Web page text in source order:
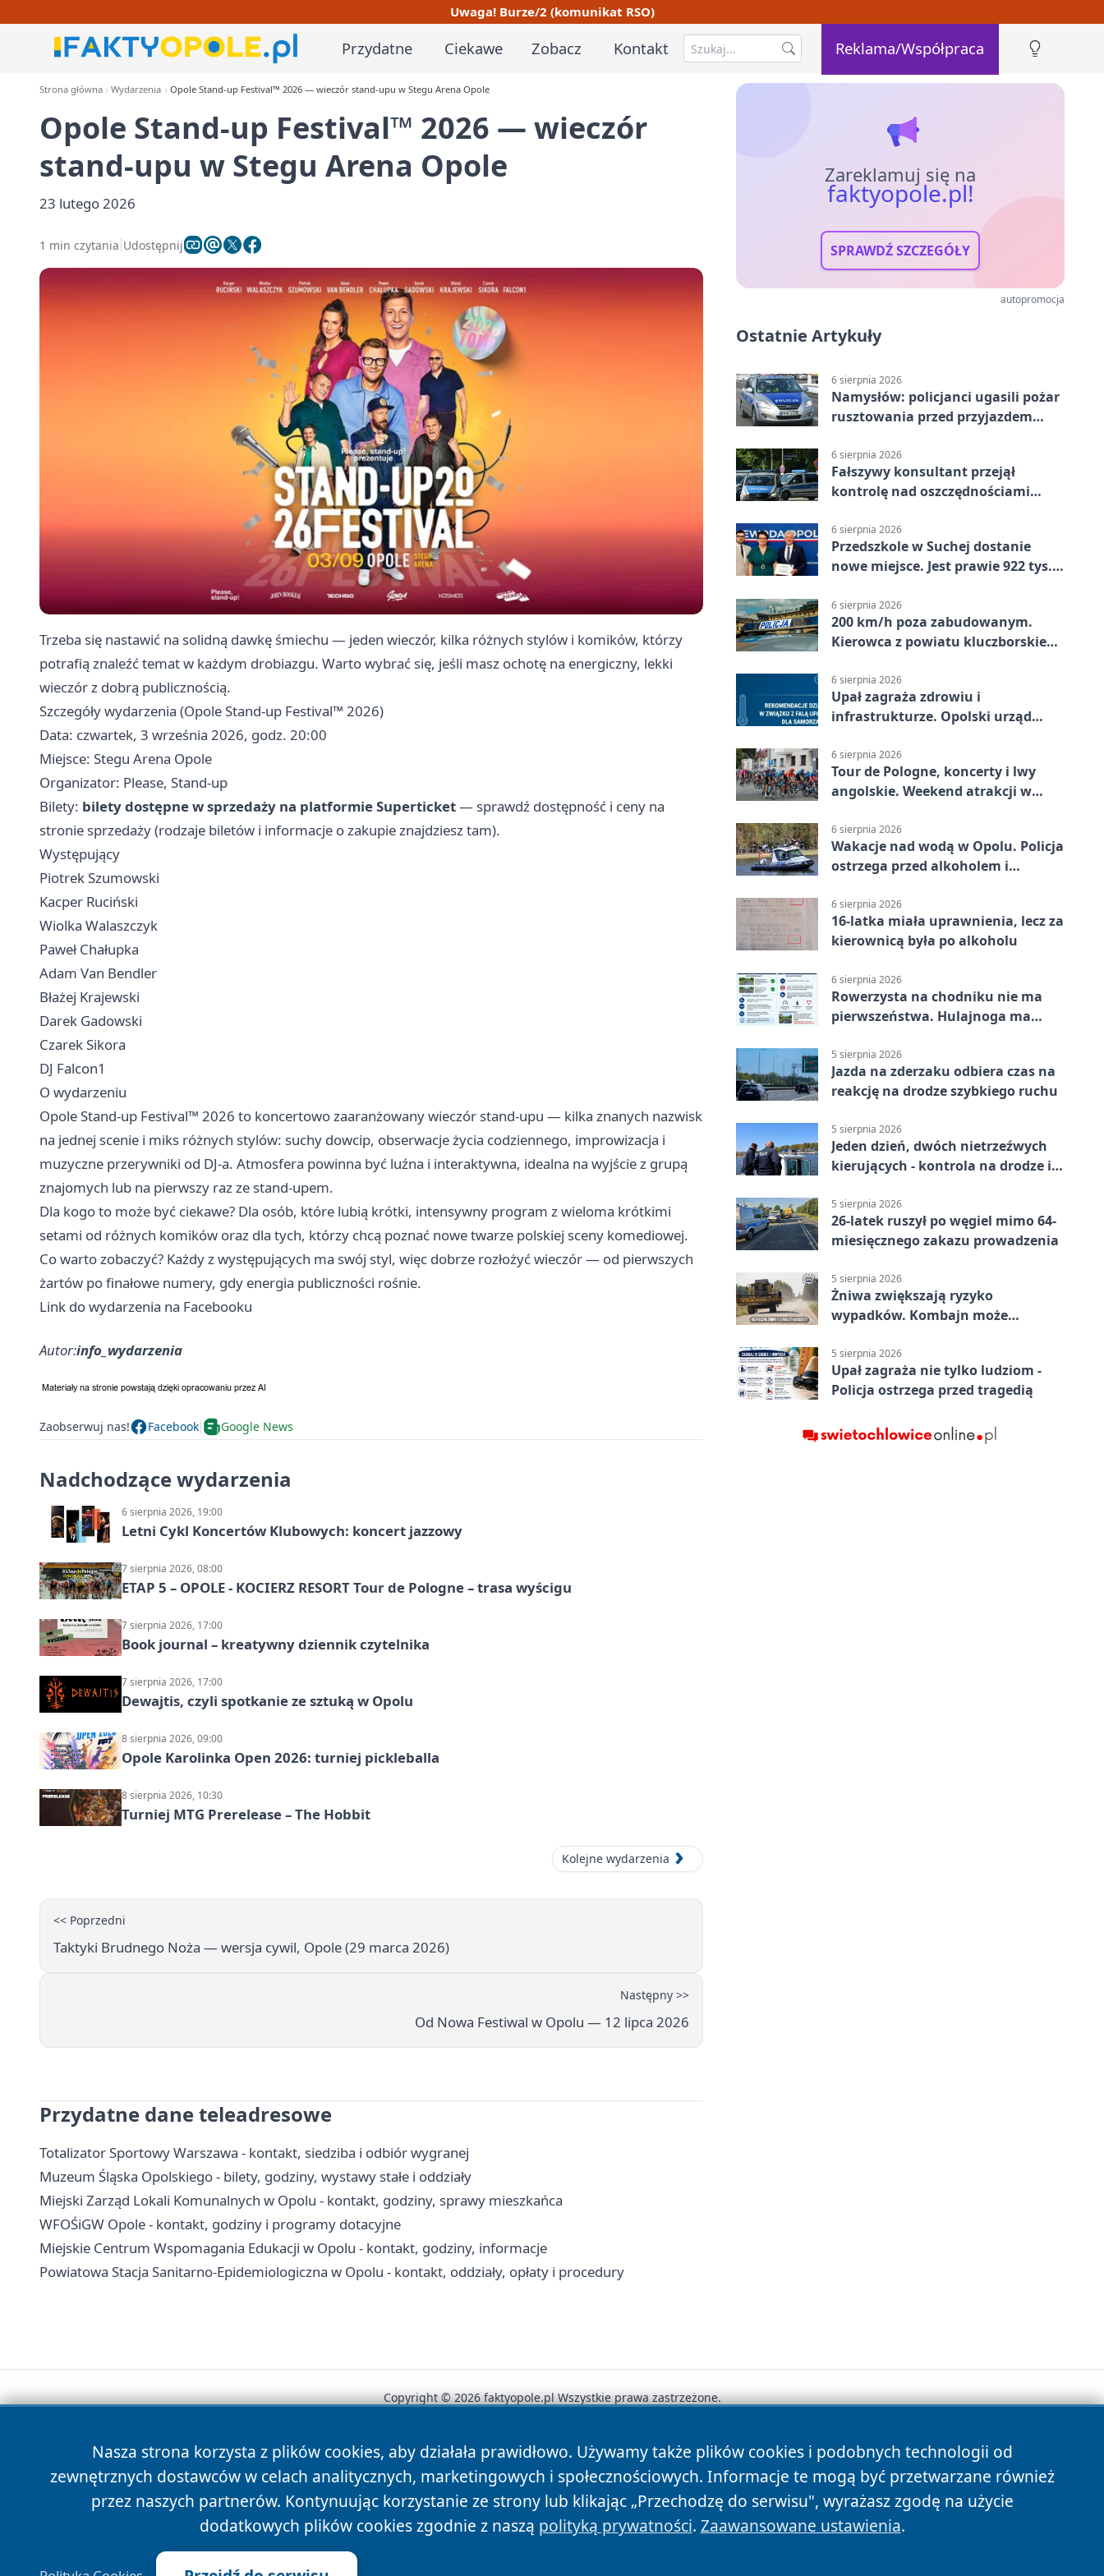
Uwaga! Burze/2 (komunikat RSO)
Przydatne Ciekawe Zobacz Kontakt Reklama/Współpraca
Strona główna Wydarzenia Opole Stand-up Festival™ 2026 — wieczór stand-upu w Stegu Arena Opole
Opole Stand-up Festival™ 2026 — wieczór
stand-upu w Stegu Arena Opole
23 lutego 2026
1 min czytania Udostępnij
Trzeba się nastawić na solidną dawkę śmiechu — jeden wieczór, kilka różnych stylów i komików, którzy
potrafią znaleźć temat w każdym drobiazgu. Warto wybrać się, jeśli masz ochotę na energiczny, lekki
wieczór z dobrą publicznością.
Szczegóły wydarzenia (Opole Stand-up Festival™ 2026)
Data: czwartek, 3 września 2026, godz. 20:00
Miejsce: Stegu Arena Opole
Organizator: Please, Stand-up
Bilety: bilety dostępne w sprzedaży na platformie Superticket— sprawdź dostępność i ceny na
stronie sprzedaży (rodzaje biletów i informacje o zakupie znajdziesz tam).
Występujący
Piotrek Szumowski
Kacper Ruciński
Wiolka Walaszczyk
Paweł Chałupka
Adam Van Bendler
Błażej Krajewski
Darek Gadowski
Czarek Sikora
DJ Falcon1
O wydarzeniu
Opole Stand-up Festival™ 2026 to koncertowo zaaranżowany wieczór stand-upu — kilka znanych nazwisk
na jednej scenie i miks różnych stylów: suchy dowcip, obserwacje życia codziennego, improwizacja i
muzyczne przerywniki od DJ-a. Atmosfera powinna być luźna i interaktywna, idealna na wyjście z grupą
znajomych lub na pierwszy raz ze stand-upem.
Dla kogo to może być ciekawe? Dla osób, które lubią krótki, intensywny program z wieloma krótkimi
setami od różnych komików oraz dla tych, którzy chcą poznać nowe twarze polskiej sceny komediowej.
Co warto zobaczyć? Każdy z występujących ma swój styl, więc dobrze rozłożyć wieczór — od pierwszych
żartów po finałowe numery, gdy energia publiczności rośnie.
Link do wydarzenia na Facebooku
Autor:info_wydarzenia
Zaobserwuj nas! Facebook Google News
Nadchodzące wydarzenia
6 sierpnia 2026, 19:00
Letni Cykl Koncertów Klubowych: koncert jazzowy
7 sierpnia 2026, 08:00
ETAP 5 – OPOLE - KOCIERZ RESORT Tour de Pologne – trasa wyścigu
7 sierpnia 2026, 17:00
Book journal – kreatywny dziennik czytelnika
7 sierpnia 2026, 17:00
Dewajtis, czyli spotkanie ze sztuką w Opolu
8 sierpnia 2026, 09:00
Opole Karolinka Open 2026: turniej pickleballa
8 sierpnia 2026, 10:30
Turniej MTG Prerelease – The Hobbit
Kolejne wydarzenia
<< Poprzedni
Taktyki Brudnego Noża — wersja cywil, Opole (29 marca 2026)
Następny >>
Od Nowa Festiwal w Opolu — 12 lipca 2026
Przydatne dane teleadresowe
Totalizator Sportowy Warszawa - kontakt, siedziba i odbiór wygranej
Muzeum Śląska Opolskiego - bilety, godziny, wystawy stałe i oddziały
Miejski Zarząd Lokali Komunalnych w Opolu - kontakt, godziny, sprawy mieszkańca
WFOŚiGW Opole - kontakt, godziny i programy dotacyjne
Miejskie Centrum Wspomagania Edukacji w Opolu - kontakt, godziny, informacje
Powiatowa Stacja Sanitarno-Epidemiologiczna w Opolu - kontakt, oddziały, opłaty i procedury
Zareklamuj się na
faktyopole.pl!
SPRAWDŹ SZCZEGÓŁY
autopromocja
Ostatnie Artykuły
6 sierpnia 2026
Namysłów: policjanci ugasili pożar
rusztowania przed przyjazdem
6 sierpnia 2026
Fałszywy konsultant przejął
kontrolę nad oszczędnościami
6 sierpnia 2026
Przedszkole w Suchej dostanie
nowe miejsce. Jest prawie 922 tys.
6 sierpnia 2026
200 km/h poza zabudowanym.
Kierowca z powiatu kluczborskiego
6 sierpnia 2026
Upał zagraża zdrowiu i
infrastrukturze. Opolski urząd
6 sierpnia 2026
Tour de Pologne, koncerty i lwy
angolskie. Weekend atrakcji w
6 sierpnia 2026
Wakacje nad wodą w Opolu. Policja
ostrzega przed alkoholem i
6 sierpnia 2026
16-latka miała uprawnienia, lecz za
kierownicą była po alkoholu
6 sierpnia 2026
Rowerzysta na chodniku nie ma
pierwszeństwa. Hulajnoga ma
5 sierpnia 2026
Jazda na zderzaku odbiera czas na
reakcję na drodze szybkiego ruchu
5 sierpnia 2026
Jeden dzień, dwóch nietrzeźwych
kierujących - kontrola na drodze i
5 sierpnia 2026
26-latek ruszył po węgiel mimo 64-
miesięcznego zakazu prowadzenia
5 sierpnia 2026
Żniwa zwiększają ryzyko
wypadków. Kombajn może
5 sierpnia 2026
Upał zagraża nie tylko ludziom -
Policja ostrzega przed tragedią
Nasza strona korzysta z plików cookies, aby działała prawidłowo. Używamy także plików cookies i podobnych technologii od
zewnętrznych dostawców w celach analitycznych, marketingowych i społecznościowych. Informacje te mogą być przetwarzane również
przez naszych partnerów. Kontynuując korzystanie ze strony lub klikając „Przechodzę do serwisu", wyrażasz zgodę na użycie
dodatkowych plików cookies zgodnie z naszą polityką prywatności. Zaawansowane ustawienia.
Copyright © 2026 faktyopole.pl Wszystkie prawa zastrzeżone.
News Autorzy Polityka Prywatności Polityka Cookies